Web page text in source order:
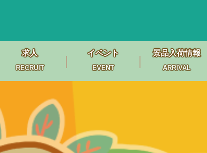
求人
RECRUIT
イベント
EVENT
景品入荷情報
ARRIVAL